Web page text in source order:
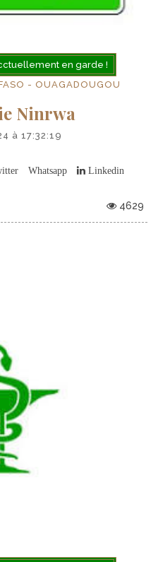
en garde !
- OUAGADOUGOU
Ninrwa
à 17:32:19
Whatsapp
Linkedin
4629